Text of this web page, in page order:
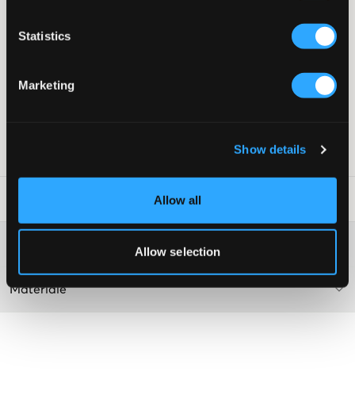
Statistics
Marketing
Show details
Allow all
Allow selection
Hvit ribbestrikket one shoulder-topp fra Grunt. Passformen er
tettsittende. Denne toppen passer både til hverdags og til fest.
Ribbestrikket
Materiale